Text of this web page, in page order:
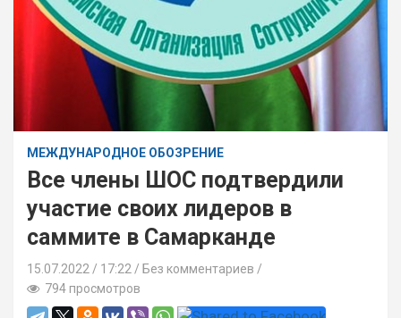
МЕЖДУНАРОДНОЕ ОБОЗРЕНИЕ
Все члены ШОС подтвердили
участие своих лидеров в
саммите в Самарканде
15.07.2022 17:22 / Без комментариев
794 просмотров